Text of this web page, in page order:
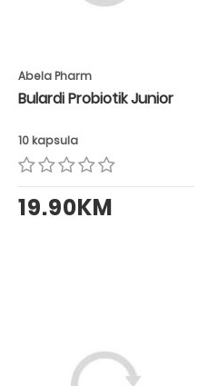
Abela Pharm
Bulardi Probiotik Junior
10 kapsula
19.90KM